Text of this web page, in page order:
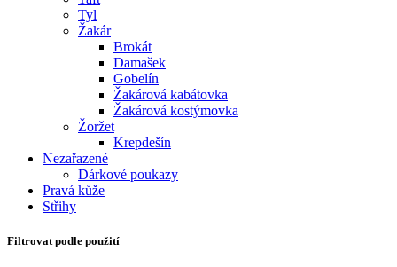
Tyl
Žakár
Brokát
Damašek
Gobelín
Žakárová kabátovka
Žakárová kostýmovka
Žoržet
Krepdešín
Nezařazené
Dárkové poukazy
Pravá kůže
Střihy
Filtrovat podle použití